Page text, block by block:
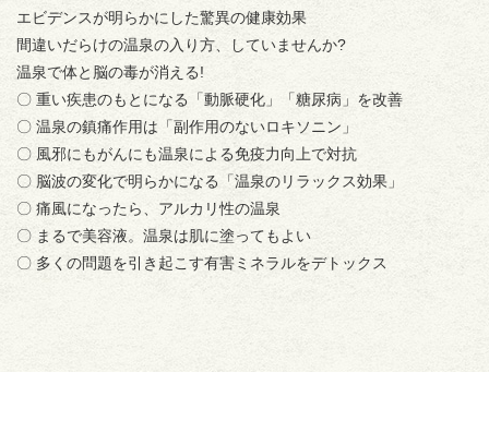
エビデンスが明らかにした驚異の健康効果
間違いだらけの温泉の入り方、していませんか?
温泉で体と脳の毒が消える!
〇 重い疾患のもとになる「動脈硬化」「糖尿病」を改善
〇 温泉の鎮痛作用は「副作用のないロキソニン」
〇 風邪にもがんにも温泉による免疫力向上で対抗
〇 脳波の変化で明らかになる「温泉のリラックス効果」
〇 痛風になったら、アルカリ性の温泉
〇 まるで美容液。温泉は肌に塗ってもよい
〇 多くの問題を引き起こす有害ミネラルをデトックス